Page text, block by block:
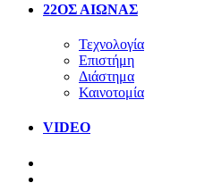
22ΟΣ ΑΙΩΝΑΣ
Τεχνολογία
Επιστήμη
Διάστημα
Καινοτομία
VIDEO